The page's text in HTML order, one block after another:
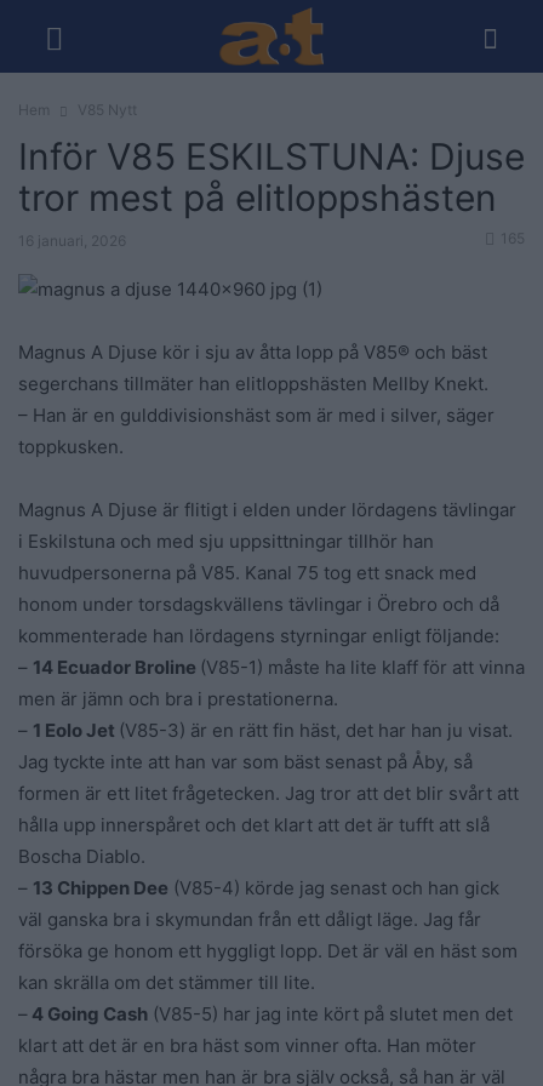
Hem V85 Nytt
Inför V85 ESKILSTUNA: Djuse
tror mest på elitloppshästen
16 januari, 2026 165
Magnus A Djuse kör i sju av åtta lopp på V85® och bäst
segerchans tillmäter han elitloppshästen Mellby Knekt.
– Han är en gulddivisionshäst som är med i silver, säger
toppkusken.
Magnus A Djuse är flitigt i elden under lördagens tävlingar
i Eskilstuna och med sju uppsittningar tillhör han
huvudpersonerna på V85. Kanal 75 tog ett snack med
honom under torsdagskvällens tävlingar i Örebro och då
kommenterade han lördagens styrningar enligt följande:
– 14 Ecuador Broline (V85-1) måste ha lite klaff för att vinna
men är jämn och bra i prestationerna.
– 1 Eolo Jet (V85-3) är en rätt fin häst, det har han ju visat.
Jag tyckte inte att han var som bäst senast på Åby, så
formen är ett litet frågetecken. Jag tror att det blir svårt att
hålla upp innerspåret och det klart att det är tufft att slå
Boscha Diablo.
– 13 Chippen Dee (V85-4) körde jag senast och han gick
väl ganska bra i skymundan från ett dåligt läge. Jag får
försöka ge honom ett hyggligt lopp. Det är väl en häst som
kan skrälla om det stämmer till lite.
– 4 Going Cash (V85-5) har jag inte kört på slutet men det
klart att det är en bra häst som vinner ofta. Han möter
några bra hästar men han är bra själv också, så han är väl